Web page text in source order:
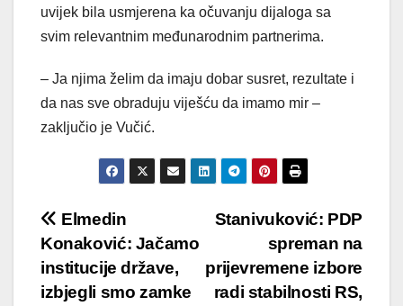
uvijek bila usmjerena ka očuvanju dijaloga sa
svim relevantnim međunarodnim partnerima.
– Ja njima želim da imaju dobar susret, rezultate i
da nas sve obraduju viješću da imamo mir –
zaključio je Vučić.
Post
navigation
Stanivuković: PDP
spreman na
prijevremene izbore
radi stabilnosti RS,
Elmedin
Konaković: Jačamo
institucije države,
izbjegli smo zamke